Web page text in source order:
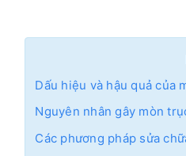
Dấu hiệu và hậu quả của
Nguyên nhân gây mòn
Các phương pháp sửa